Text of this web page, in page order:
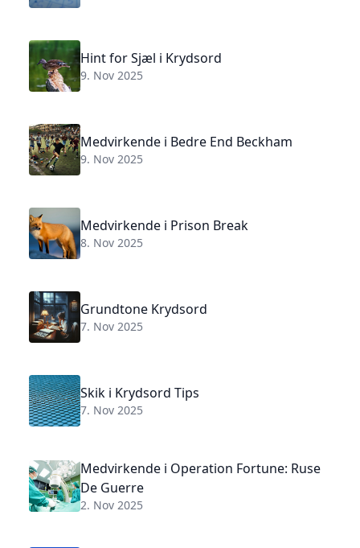
Hint for Sjæl i Krydsord
9. Nov 2025
Medvirkende i Bedre End Beckham
9. Nov 2025
Medvirkende i Prison Break
8. Nov 2025
Grundtone Krydsord
7. Nov 2025
Skik i Krydsord Tips
7. Nov 2025
Medvirkende i Operation Fortune: Ruse
De Guerre
2. Nov 2025